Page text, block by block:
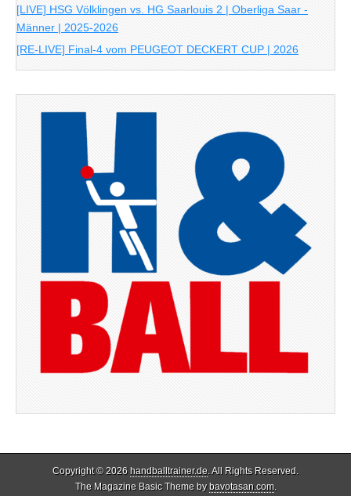
[LIVE] HSG Völklingen vs. HG Saarlouis 2 | Oberliga Saar -
Männer | 2025-2026
[RE-LIVE] Final-4 vom PEUGEOT DECKERT CUP | 2026
Copyright © 2026 handballtrainer.de. All Rights Reserved.
The Magazine Basic Theme bybavotasan.com.